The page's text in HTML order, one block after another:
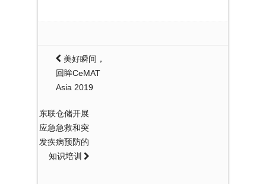
美好瞬间，
回眸CeMAT
Asia 2019
东联仓储开展
应急急救和突
发疾病预防的
知识培训